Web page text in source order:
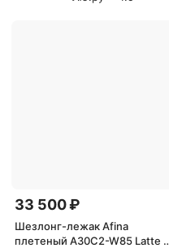
33 500 ₽
Шезлонг-лежак Afina
плетеный A30C2-W85 Latte с